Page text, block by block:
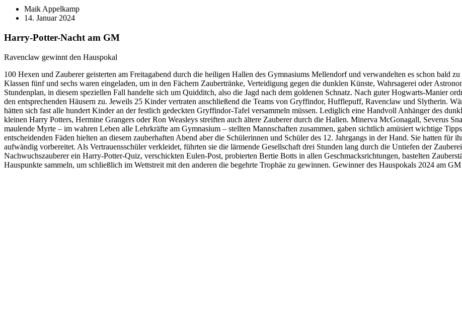
Maik Appelkamp
14. Januar 2024
Harry-Potter-Nacht am GM
Ravenclaw gewinnt den Hauspokal
100 Hexen und Zauberer geisterten am Freitagabend durch die heiligen Hallen des Gymnasiums Mellendorf und verwandelten es schon bald
Klassen fünf und sechs waren eingeladen, um in den Fächern Zaubertränke, Verteidigung gegen die dunklen Künste, Wahrsagerei oder
Stundenplan, in diesem speziellen Fall handelte sich um Quidditch, also die Jagd nach dem goldenen Schnatz. Nach guter Hogwarts-Manier
den entsprechenden Häusern zu. Jeweils 25 Kinder vertraten anschließend die Teams von Gryffindor, Hufflepuff, Ravenclaw und Slytherin.
hätten sich fast alle hundert Kinder an der festlich gedeckten Gryffindor-Tafel versammeln müssen. Lediglich eine Handvoll Anhänger des
kleinen Harry Potters, Hermine Grangers oder Ron Weasleys streiften auch ältere Zauberer durch die Hallen. Minerva McGonagall, Severus
maulende Myrte – im wahren Leben alle Lehrkräfte am Gymnasium – stellten Mannschaften zusammen, gaben sichtlich amüsiert wichtige
entscheidenden Fäden hielten an diesem zauberhaften Abend aber die Schülerinnen und Schüler des 12. Jahrgangs in der Hand. Sie hatten
aufwändig vorbereitet. Als Vertrauensschüler verkleidet, führten sie die lärmende Gesellschaft drei Stunden lang durch die Untiefen der
Nachwuchszauberer ein Harry-Potter-Quiz, verschickten Eulen-Post, probierten Bertie Botts in allen Geschmacksrichtungen, bastelten
Hauspunkte sammeln, um schließlich im Wettstreit mit den anderen die begehrte Trophäe zu gewinnen. Gewinner des Hauspokals 2024 am